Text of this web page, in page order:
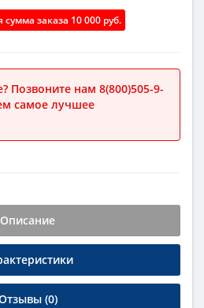
заказа 10 000 руб.
Позвоните нам 8(800)505-9-
самое лучшее
Описание
(0)